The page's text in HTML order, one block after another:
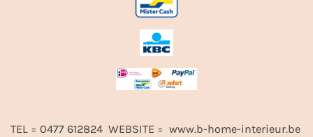
TEL = 0477 612824 WEBSITE = www.b-home-interieur.be